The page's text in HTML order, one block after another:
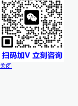
关闭